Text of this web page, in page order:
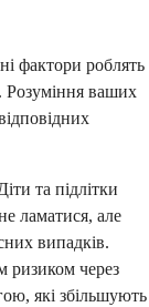
фактори роблять
Розуміння ваших
та підлітки
ламатися, але
випадків.
ризиком через
які збільшують